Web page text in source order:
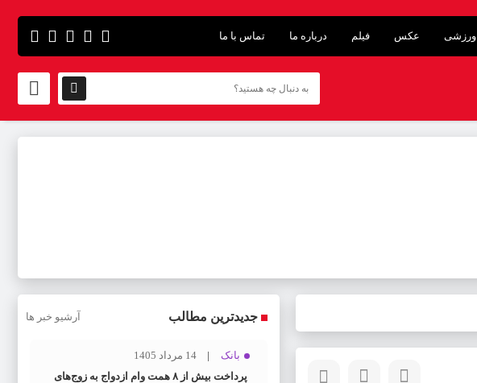
ورزشی عکس فیلم درباره ما تماس با ما
جدیدترین مطالب آرشیو خبر ها
بانک
14 مرداد 1405
پرداخت بیش از ۸ همت وام ازدواج به زوج‌های